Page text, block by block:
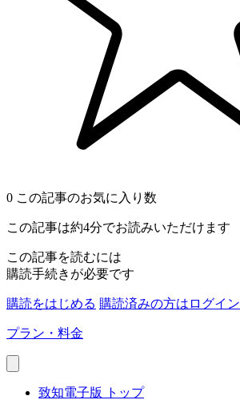
0 この記事のお気に入り数
この記事は約4分でお読みいただけます
この記事を読むには
購読手続きが必要です
購読をはじめる 購読済みの方はログイン
プラン・料金
致知電子版 トップ